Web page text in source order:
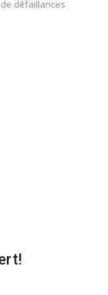
défaillances